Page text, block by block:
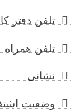
تلفن دفتر
تلفن همراه
نشانی
وضعیت